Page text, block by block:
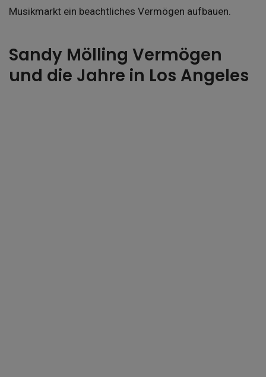
Musikmarkt ein beachtliches Vermögen aufbauen.
Sandy Mölling Vermögen
und die Jahre in Los Angeles